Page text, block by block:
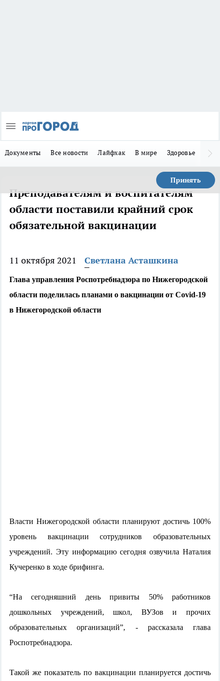
Документы Все новости Лайфхак В мире Здоровье
Принять
Преподавателям и воспитателям
области поставили крайний срок
обязательной вакцинации
11 октября 2021 Светлана Асташкина
Глава управления Роспотребнадзора по Нижегородской
области поделилась планами о вакцинации от Covid-19
в Нижегородской области
Власти Нижегородской области планируют достичь 100%
уровень вакцинации сотрудников образовательных
учреждений. Эту информацию сегодня озвучила Наталия
Кучеренко в ходе брифинга.
“На сегодняшний день привиты 50% работников
дошкольных учреждений, школ, ВУЗов и прочих
образовательных организаций”, - рассказала глава
Роспотребнадзора.
Такой же показатель по вакцинации планируется достичь